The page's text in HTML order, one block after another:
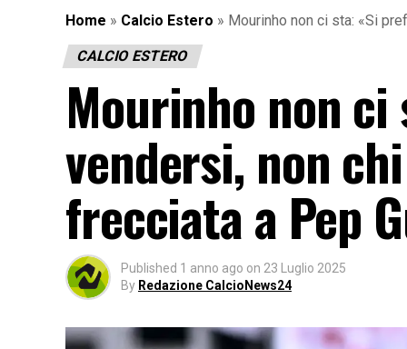
Home » Calcio Estero » Mourinho non ci sta: «Si
CALCIO ESTERO
Mourinho non
vendersi, non
frecciata a Pep
Published 1 anno ago on 23 Luglio 2025
By Redazione CalcioNews24